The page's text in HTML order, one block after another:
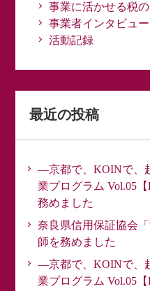
事業に活かせる税
事業者インタビュー
活動記録
最近の投稿
―京都で、KOINで、
業プログラム Vol.05
務めました
奈良県信用保証協会
師を務めました
―京都で、KOINで、
業プログラム Vol.05